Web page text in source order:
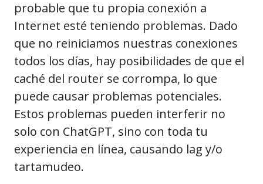
probable que tu propia conexión a
Internet esté teniendo problemas. Dado
que no reiniciamos nuestras conexiones
todos los días, hay posibilidades de que el
caché del router se corrompa, lo que
puede causar problemas potenciales.
Estos problemas pueden interferir no
solo con ChatGPT, sino con toda tu
experiencia en línea, causando lag y/o
tartamudeo.